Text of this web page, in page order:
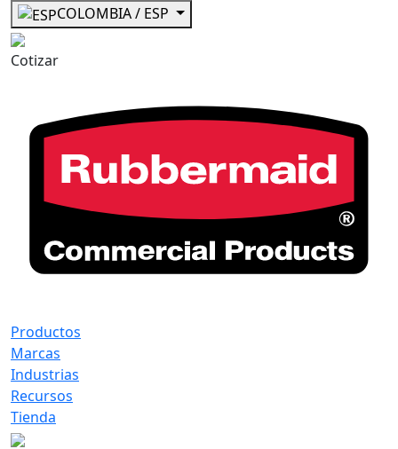
COLOMBIA / ESP
Cotizar
Productos
Marcas
Industrias
Recursos
Tienda